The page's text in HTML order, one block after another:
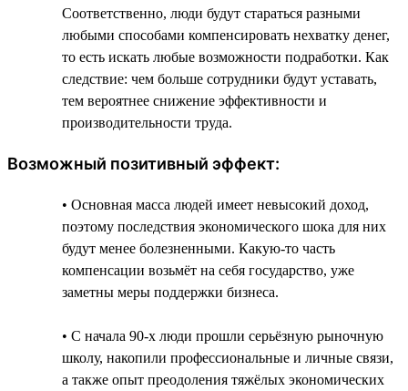
Соответственно, люди будут стараться разными
любыми способами компенсировать нехватку денег,
то есть искать любые возможности подработки. Как
следствие: чем больше сотрудники будут уставать,
тем вероятнее снижение эффективности и
производительности труда.
Возможный позитивный эффект:
• Основная масса людей имеет невысокий доход,
поэтому последствия экономического шока для них
будут менее болезненными. Какую-то часть
компенсации возьмёт на себя государство, уже
заметны меры поддержки бизнеса.
• С начала 90-х люди прошли серьёзную рыночную
школу, накопили профессиональные и личные связи,
а также опыт преодоления тяжёлых экономических